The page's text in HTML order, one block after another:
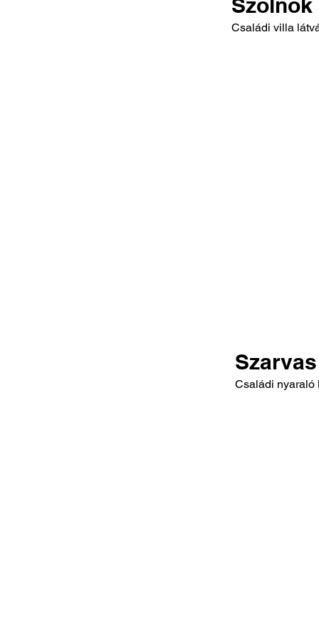
Családi villa
Szarvas
Családi nyaraló